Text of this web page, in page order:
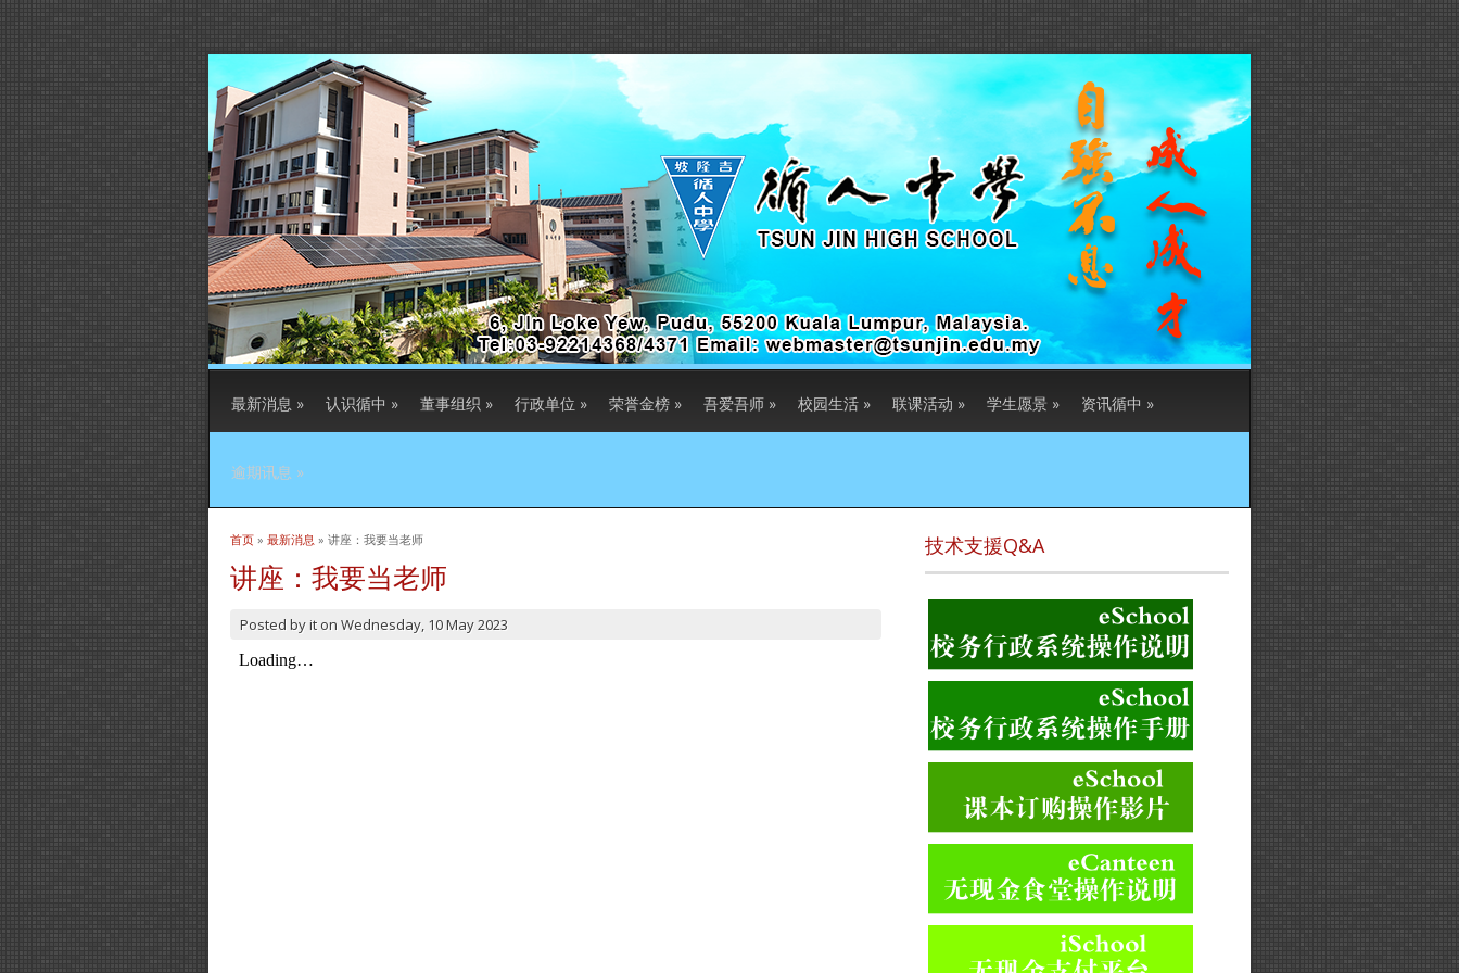
最新消息 » 认识循中 » 董事组织 » 行政单位 » 荣誉金榜 » 吾爱吾师 » 校园生活 » 联课活动 » 学生愿景 » 资讯循中 »
逾期讯息 »
当前位置
首页 » 最新消息 » 讲座：我要当老师
讲座：我要当老师
Posted byit on Wednesday, 10 May 2023
技术支援Q&A